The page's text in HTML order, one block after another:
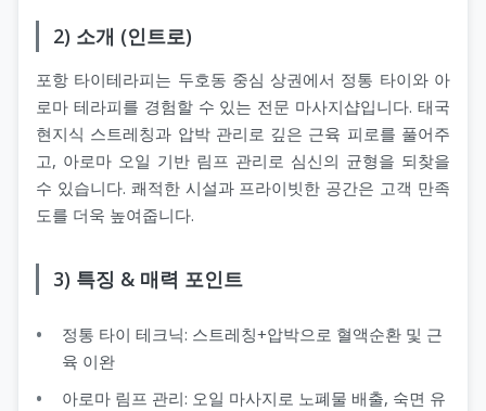
2) 소개 (인트로)
포항 타이테라피는 두호동 중심 상권에서 정통 타이와 아
로마 테라피를 경험할 수 있는 전문 마사지샵입니다. 태국
현지식 스트레칭과 압박 관리로 깊은 근육 피로를 풀어주
고, 아로마 오일 기반 림프 관리로 심신의 균형을 되찾을
수 있습니다. 쾌적한 시설과 프라이빗한 공간은 고객 만족
도를 더욱 높여줍니다.
3) 특징 & 매력 포인트
정통 타이 테크닉: 스트레칭+압박으로 혈액순환 및 근
육 이완
아로마 림프 관리: 오일 마사지로 노폐물 배출, 숙면 유